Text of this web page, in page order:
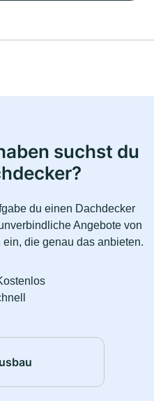
suchst du
du einen Dachdecker
Angebote von
die genau das anbieten.